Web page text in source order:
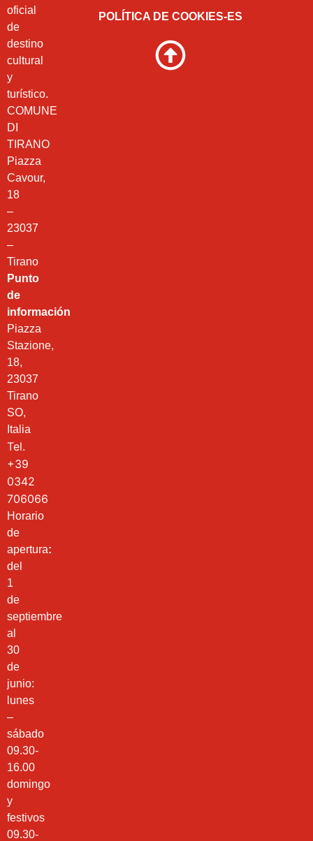
oficial
de
destino
cultural
y
turístico.
COMUNE
DI
TIRANO
Piazza
Cavour,
18
–
23037
–
Tirano
Punto
de
información
Piazza
Stazione,
18,
23037
Tirano
SO,
Italia
Tel.
+39
0342
706066
Horario
de
apertura:
del
1
de
septiembre
al
30
de
junio:
lunes
–
sábado
09.30-
16.00
domingo
y
festivos
09.30-
POLÍTICA DE COOKIES-ES